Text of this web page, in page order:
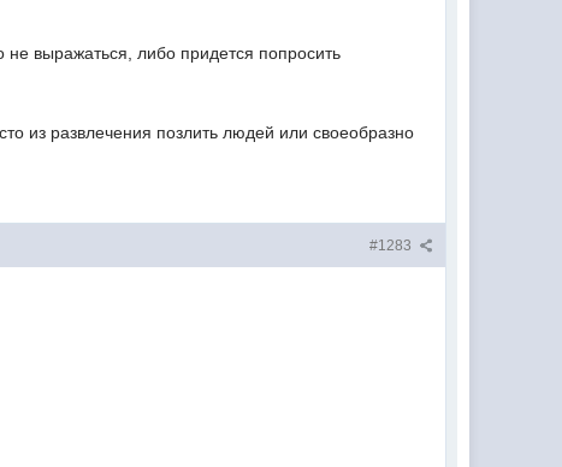
выражаться, либо придется попросить
из развлечения позлить людей или своеобразно
#1283